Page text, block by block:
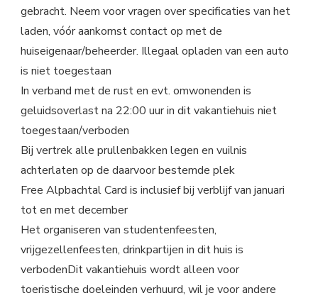
gebracht. Neem voor vragen over specificaties van het
laden, vóór aankomst contact op met de
huiseigenaar/beheerder. Illegaal opladen van een auto
is niet toegestaan
In verband met de rust en evt. omwonenden is
geluidsoverlast na 22:00 uur in dit vakantiehuis niet
toegestaan/verboden
Bij vertrek alle prullenbakken legen en vuilnis
achterlaten op de daarvoor bestemde plek
Free Alpbachtal Card is inclusief bij verblijf van januari
tot en met december
Het organiseren van studentenfeesten,
vrijgezellenfeesten, drinkpartijen in dit huis is
verbodenDit vakantiehuis wordt alleen voor
toeristische doeleinden verhuurd, wil je voor andere